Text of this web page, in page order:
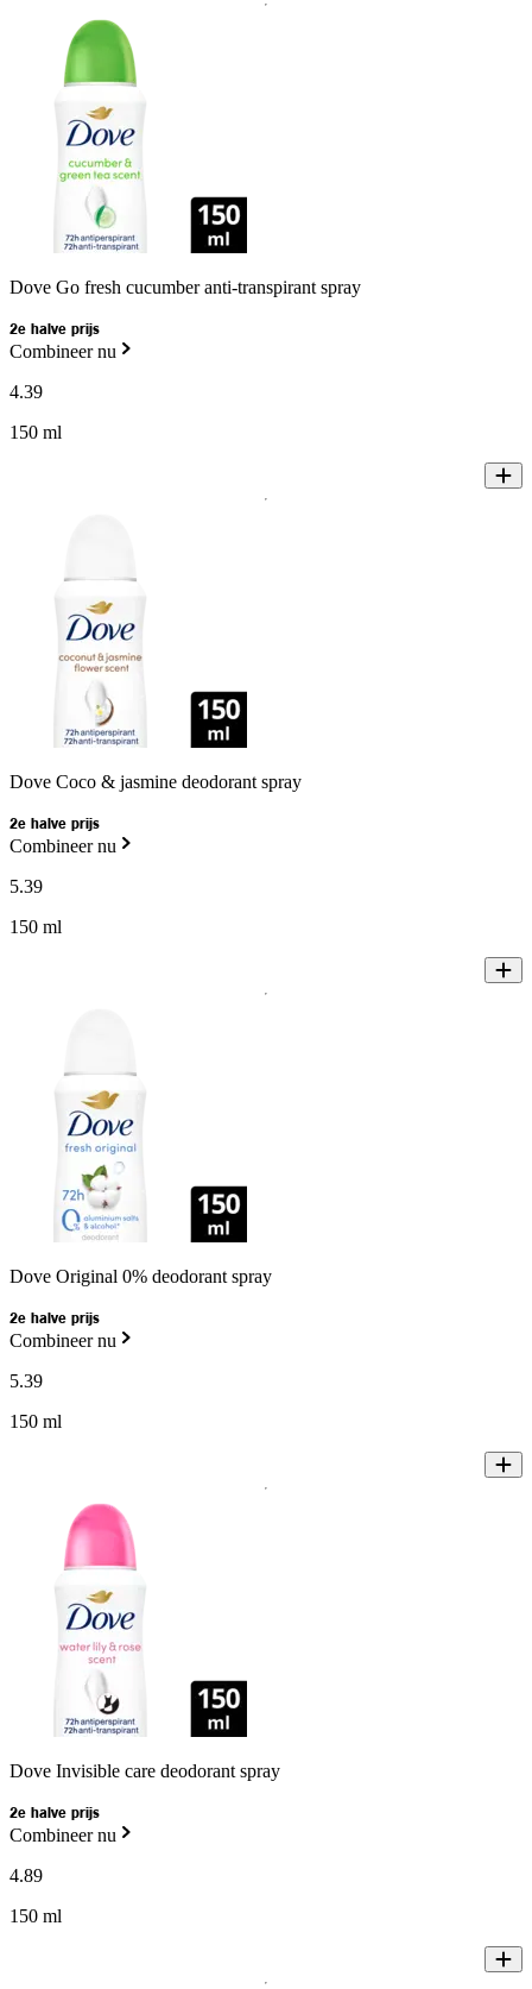
Dove Go fresh cucumber anti-transpirant spray
2e halve prijs
Combineer nu
4.39
150 ml
Dove Coco & jasmine deodorant spray
2e halve prijs
Combineer nu
5.39
150 ml
Dove Original 0% deodorant spray
2e halve prijs
Combineer nu
5.39
150 ml
Dove Invisible care deodorant spray
2e halve prijs
Combineer nu
4.89
150 ml